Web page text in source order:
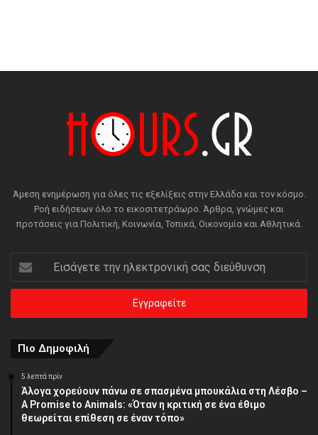
Άμεση ενημέρωση για όλες τις εξελίξεις στην Ελλάδα και τον κόσμο.
Ροή ειδήσεων όλο το εικοσιτετράωρο. Άρθρα, γνώμες και
προτάσεις για Πολιτική, Κοινωνία, Τοπικά, Οικονομία και Αθλητικά.
την
ηλεκτρονική
διεύθυνση
Πιο Δημοφιλή
5 λεπτά πρίν
Άλογα χορεύουν πάνω σε σπασμένα μπουκάλια στη Λέσβο –
A Promise to Animals: «Όταν η κριτική σε ένα έθιμο
θεωρείται επίθεση σε έναν τόπο»